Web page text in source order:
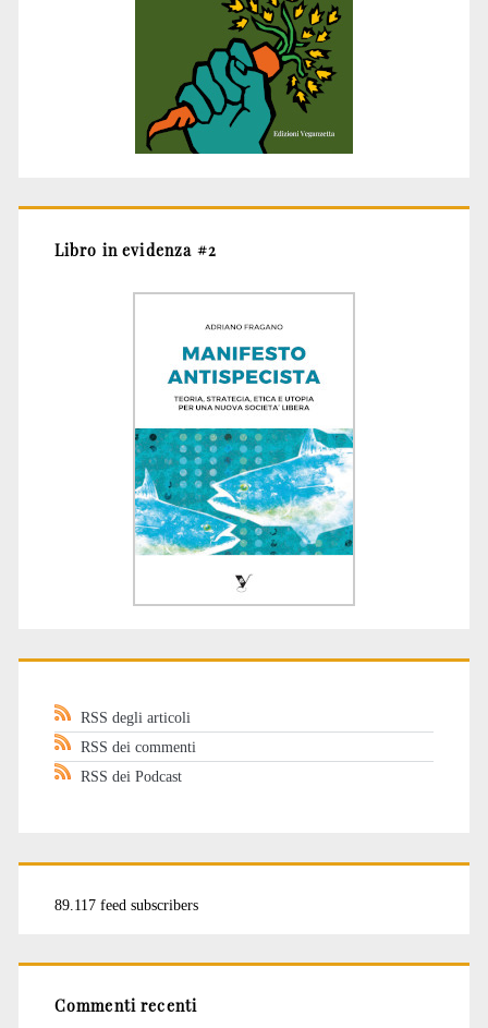
Libro in evidenza #2
RSS degli articoli
RSS dei commenti
RSS dei Podcast
89.117 feed subscribers
Commenti recenti